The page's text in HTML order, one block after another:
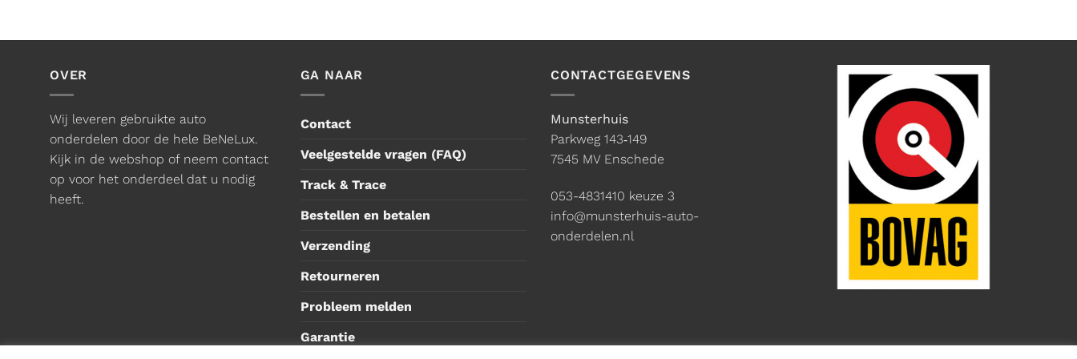
OVER
Wij leveren gebruikte auto
onderdelen door de hele BeNeLux.
Kijk in de webshop of neem contact
op voor het onderdeel dat u nodig
heeft.
GA NAAR
Contact
Veelgestelde vragen (FAQ)
Track & Trace
Bestellen en betalen
Verzending
Retourneren
Probleem melden
Garantie
CONTACTGEGEVENS
Munsterhuis
Parkweg 143‑149
7545 MV Enschede
053-4831410 keuze 3
info@munsterhuis-auto-
onderdelen.nl